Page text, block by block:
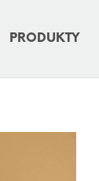
PRODUKTY